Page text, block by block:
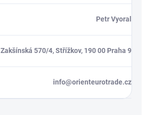
Petr Vyoral
Zakšínská 570/4, Střížkov, 190 00 Praha 9
info@orienteurotrade.cz